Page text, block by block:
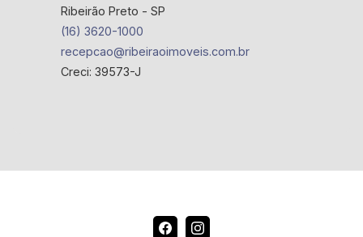
Ribeirão Preto - SP
(16) 3620-1000
recepcao@ribeiraoimoveis.com.br
Creci: 39573-J